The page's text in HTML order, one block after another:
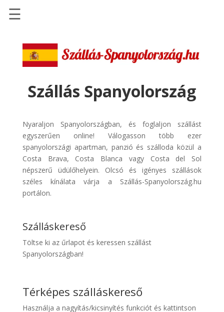
Szállások
Szállásinfo.eu
Repülőjegy
Autóbérlés
Discover
Cars
Transzfer
Taxi
☰
Szállás Spanyolország
Nyaraljon Spanyolországban, és foglaljon szállást
egyszerűen online! Válogasson több ezer
spanyolországi apartman, panzió és szálloda közül a
Costa Brava, Costa Blanca vagy Costa del Sol
népszerű üdülőhelyein. Olcsó és igényes szállások
széles kínálata várja a Szállás-Spanyolország.hu
portálon.
Szálláskereső
Töltse ki az űrlapot és keressen szállást
Spanyolországban!
Térképes szálláskereső
Használja a nagyítás/kicsinyítés funkciót és kattintson